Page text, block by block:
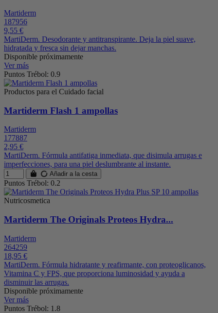
Martiderm
187956
9,55 €
MartiDerm. Desodorante y antitranspirante. Deja la piel suave,
hidratada y fresca sin dejar manchas.
Disponible próximamente
Ver más
Puntos Trébol: 0.9
Productos para el Cuidado facial
Martiderm Flash 1 ampollas
Martiderm
177887
2,95 €
MartiDerm. Fórmula antifatiga inmediata, que disimula arrugas e
imperfecciones, para una piel deslumbrante al instante.
Añadir a la cesta
Puntos Trébol: 0.2
Nutricosmetica
Martiderm The Originals Proteos Hydra...
Martiderm
264259
18,95 €
MartiDerm. Fórmula hidratante y reafirmante, con proteoglicanos,
Vitamina C y FPS, que proporciona luminosidad y ayuda a
disminuir las arrugas.
Disponible próximamente
Ver más
Puntos Trébol: 1.8